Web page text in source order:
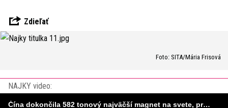
Zdieľať
Foto: SITA/Mária Frisová
NAJKY video:
Čína dokončila 582 tonový najväčší magnet na svete, pripravený na stavbu umelého Slnka